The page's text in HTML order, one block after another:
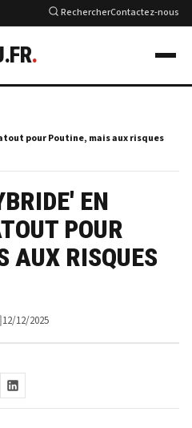
RechercherContactez-nous
.
pour Poutine, mais aux risques
EN
POUR
AUX RISQUES
12/12/2025